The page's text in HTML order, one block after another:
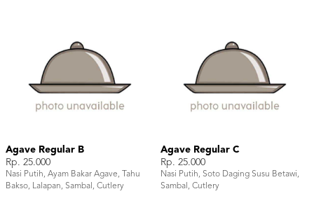
Agave Regular B
Rp. 25.000
Nasi Putih, Ayam Bakar Agave, Tahu
Bakso, Lalapan, Sambal, Cutlery
Agave Regular C
Rp. 25.000
Nasi Putih, Soto Daging Susu Betawi,
Sambal, Cutlery